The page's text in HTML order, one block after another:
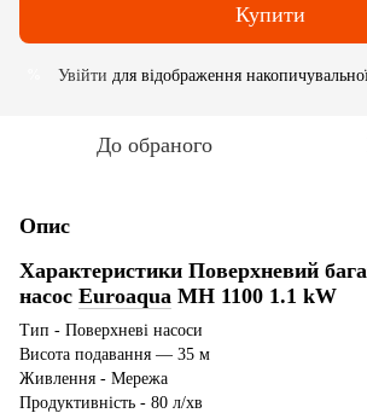
Купити
Увійти для відображення
До обраного
Опис
Характеристики Поверхневий
насос Euroaqua MH 1100 1.1 kW
Тип - Поверхневі насоси
Висота подавання — 35 м
Живлення - Мережа
Продуктивність - 80 л/хв